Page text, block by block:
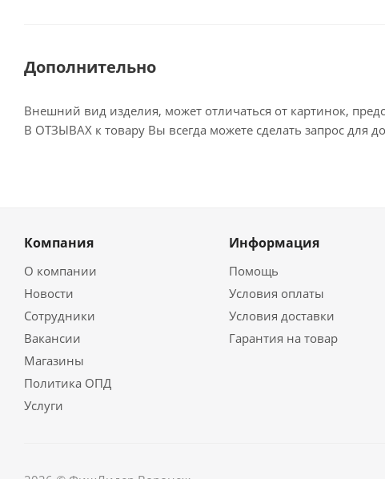
Дополнительно
Внешний вид изделия, может отличаться от картинок,
В ОТЗЫВАХ к товару Вы всегда можете сделать запрос для
Компания
О компании
Новости
Сотрудники
Вакансии
Магазины
Политика ОПД
Услуги
Информация
Помощь
Условия оплаты
Условия доставки
Гарантия на товар